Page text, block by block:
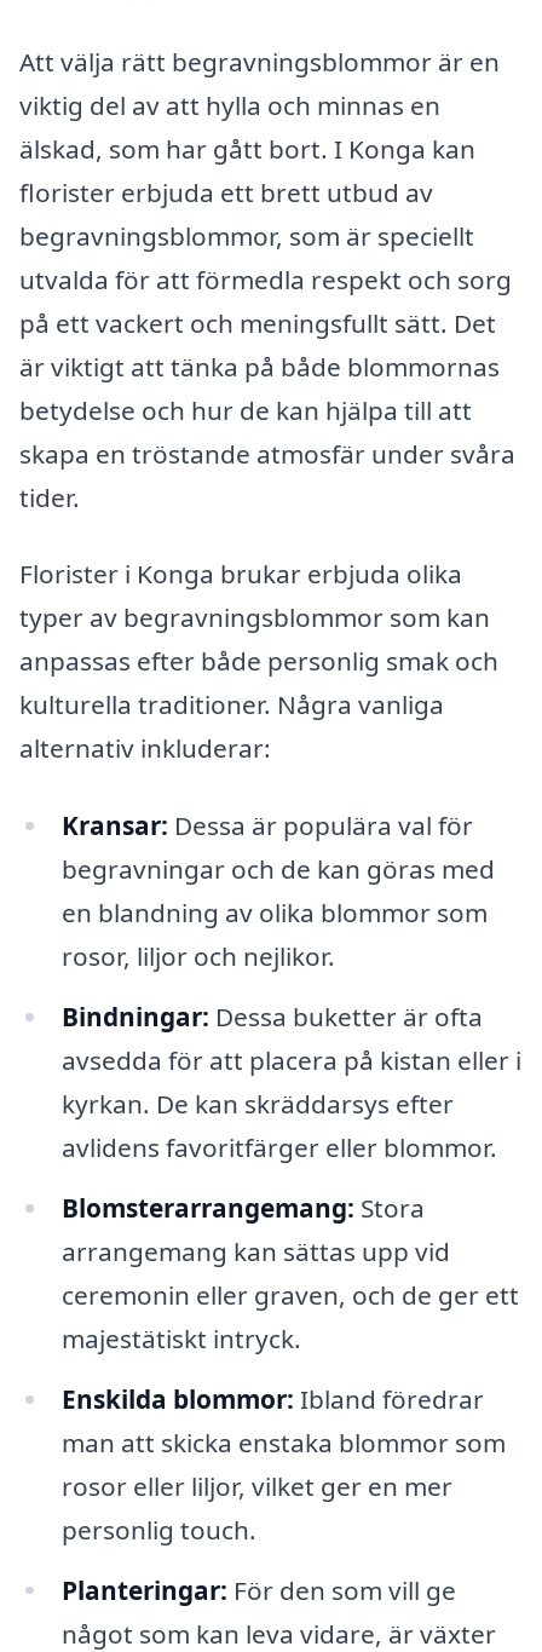
Att välja rätt begravningsblommor är en
viktig del av att hylla och minnas en
älskad, som har gått bort. I Konga kan
florister erbjuda ett brett utbud av
begravningsblommor, som är speciellt
utvalda för att förmedla respekt och sorg
på ett vackert och meningsfullt sätt. Det
är viktigt att tänka på både blommornas
betydelse och hur de kan hjälpa till att
skapa en tröstande atmosfär under svåra
tider.
Florister i Konga brukar erbjuda olika
typer av begravningsblommor som kan
anpassas efter både personlig smak och
kulturella traditioner. Några vanliga
alternativ inkluderar:
Kransar: Dessa är populära val för
begravningar och de kan göras med
en blandning av olika blommor som
rosor, liljor och nejlikor.
Bindningar: Dessa buketter är ofta
avsedda för att placera på kistan eller i
kyrkan. De kan skräddarsys efter
avlidens favoritfärger eller blommor.
Blomsterarrangemang: Stora
arrangemang kan sättas upp vid
ceremonin eller graven, och de ger ett
majestätiskt intryck.
Enskilda blommor: Ibland föredrar
man att skicka enstaka blommor som
rosor eller liljor, vilket ger en mer
personlig touch.
Planteringar: För den som vill ge
något som kan leva vidare, är växter